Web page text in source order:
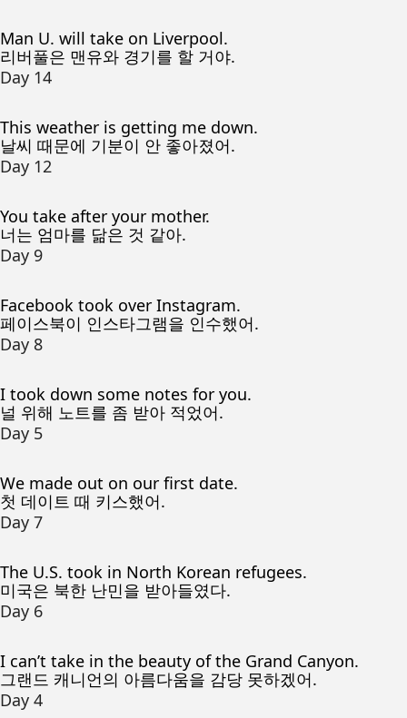
Man U. will take on Liverpool.
리버풀은 맨유와 경기를 할 거야.
Day 14
This weather is getting me down.
날씨 때문에 기분이 안 좋아졌어.
Day 12
You take after your mother.
너는 엄마를 닮은 것 같아.
Day 9
Facebook took over Instagram.
페이스북이 인스타그램을 인수했어.
Day 8
I took down some notes for you.
널 위해 노트를 좀 받아 적었어.
Day 5
We made out on our first date.
첫 데이트 때 키스했어.
Day 7
The U.S. took in North Korean refugees.
미국은 북한 난민을 받아들였다.
Day 6
I can’t take in the beauty of the Grand Canyon.
그랜드 캐니언의 아름다움을 감당 못하겠어.
Day 4